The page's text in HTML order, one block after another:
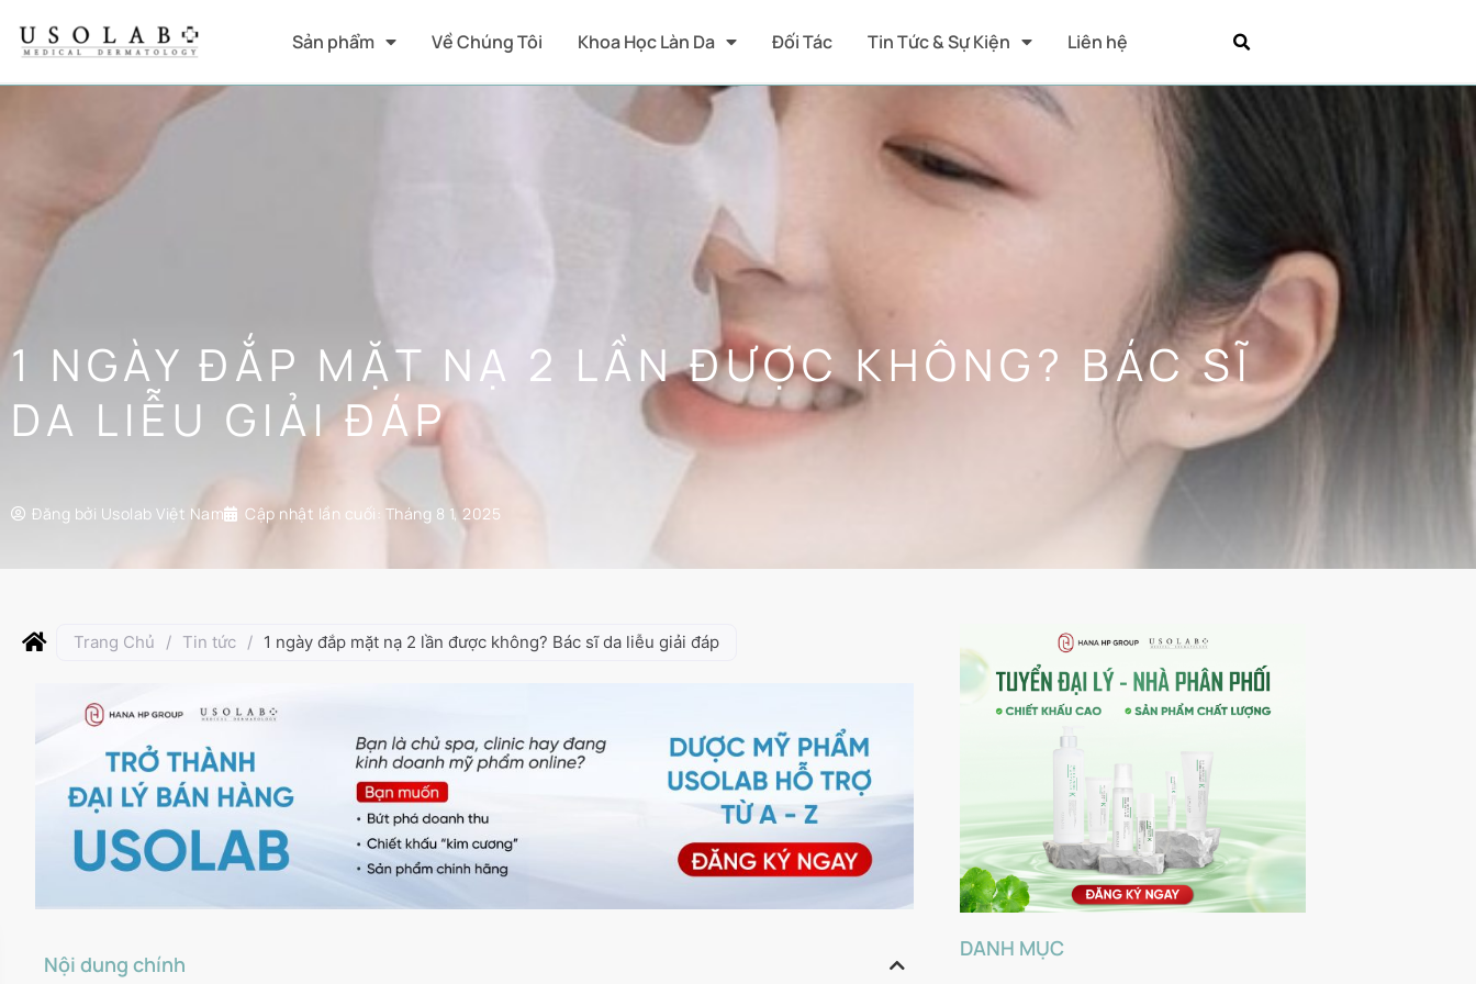
Sản phẩm Về Chúng Tôi Khoa Học Làn Da Đối Tác Tin Tức & Sự Kiện Liên hệ
1 NGÀY ĐẮP MẶT NẠ 2 LẦN ĐƯỢC KHÔNG? BÁC SĨ
DA LIỄU GIẢI ĐÁP
Đăng bởi Usolab Việt Nam Cập nhật lần cuối: Tháng 8 1, 2025
Trang Chủ / Tin tức / 1 ngày đắp mặt nạ 2 lần được không? Bác sĩ da liễu giải đáp
Nội dung chính
DANH MỤC